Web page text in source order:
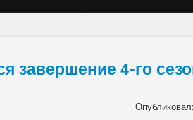
завершение 4-го